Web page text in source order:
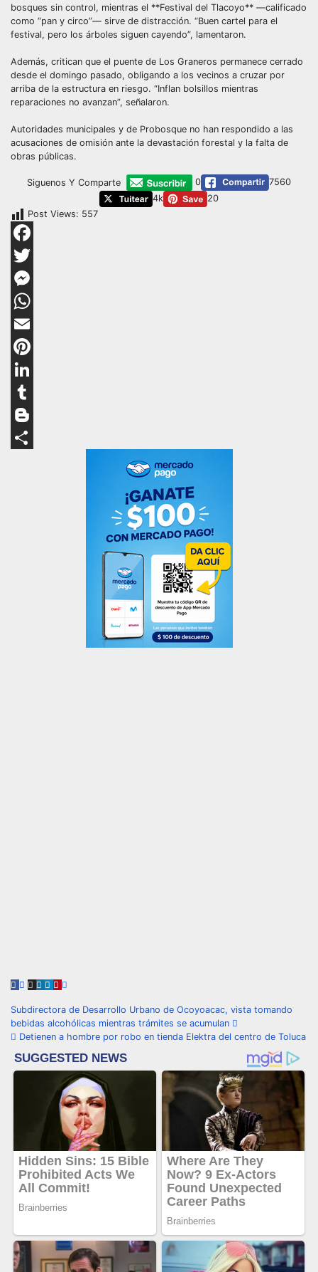
bosques sin control, mientras el **Festival del Tlacoyo** —calificado
como “pan y circo”— sirve de distracción. “Buen cartel para el
festival, pero los árboles siguen cayendo”, lamentaron.
Además, critican que el puente de Los Graneros permanece cerrado
desde el domingo pasado, obligando a los vecinos a cruzar por
arriba de la estructura en riesgo. “Inflan bolsillos mientras
reparaciones no avanzan”, señalaron.
Autoridades municipales y de Probosque no han respondido a las
acusaciones de omisión ante la devastación forestal y la falta de
obras públicas.
Siguenos Y Comparte 0
7560
4k
20
Post Views: 557
Facebook
Twitter
Messenger
WhatsApp
Email
Pinterest
LinkedIn
Tumblr
Blogger
Navegación
de
entradas
Subdirectora de Desarrollo Urbano de Ocoyoacac, vista tomando
bebidas alcohólicas mientras trámites se acumulan
Detienen a hombre por robo en tienda Elektra del centro de Toluca